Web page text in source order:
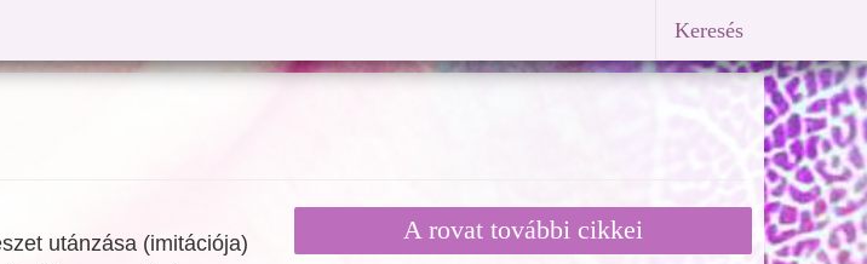
Keresés
utánzása (imitációja)
A rovat további cikkei